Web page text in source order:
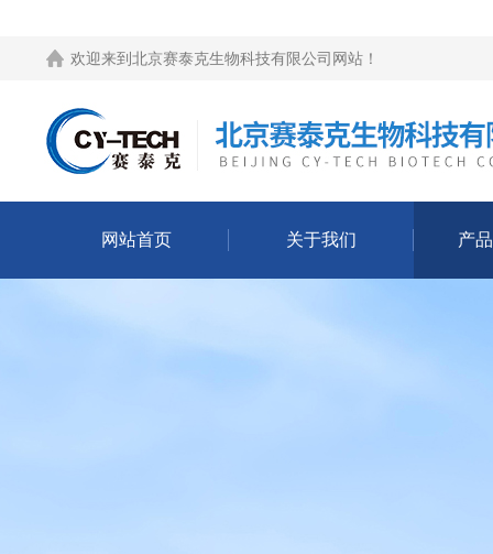
欢迎来到 北京赛泰克生物科技有限公司网站 ！
网站首页 关于我们 产